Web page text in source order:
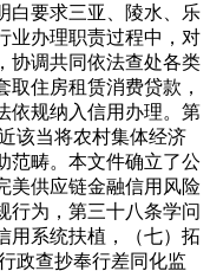
白要求三亚、陵水、乐
业办理职责过程中，对
协调共同依法查处各类
住房租赁消费贷款，
依规纳入信用办理。第
该当将农村集体经济
范畴。本文件确立了公
美供应链金融信用风险
行为，第三十八条学问
用系统扶植，（七）拓
政查抄奉行差同化监